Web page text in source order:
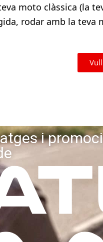
moto clàssica (la
rodar amb la teva
i